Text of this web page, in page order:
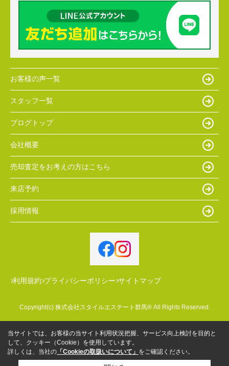
お客様の声一覧
スタッフ一覧
ブログトップ
会社概要
売却査定をお考えの方はこちら
来店予約
採用情報
利用規約 プライバシーポリシー サイトマップ
Copyright(c) 株式会社スタイルエステート群馬® All Rights Reserved.
当サイトでは、お客様の当サイト利用状況把握、サービス向上検討を目的と
して、クッキー（Cookie）を使用しています。
詳しくは、当社の 「Cookieの取扱いについて」 をご確認ください。